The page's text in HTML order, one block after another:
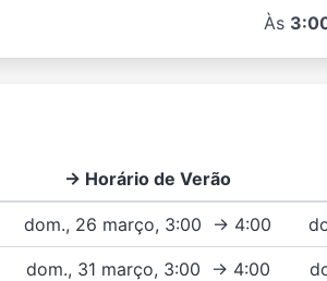
Às
→ Horário de Verão
dom., 26 março, 3:00 → 4:00
dom., 31 março, 3:00 → 4:00